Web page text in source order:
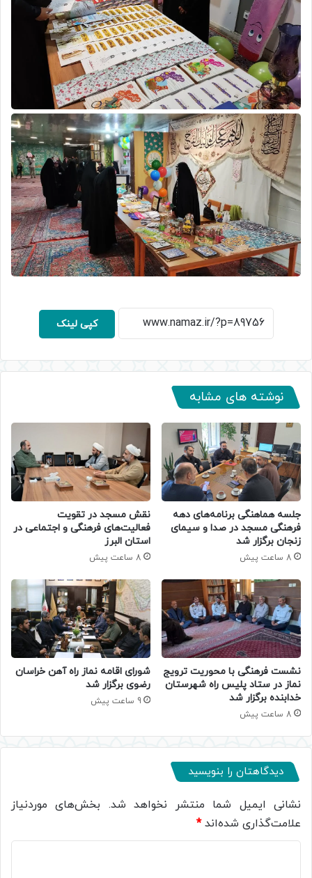
کپی لینک
نوشته های مشابه
جلسه هماهنگی برنامه‌های دهه
فرهنگی مسجد در صدا و سیمای
زنجان برگزار شد
8 ساعت پیش
نقش مسجد در تقویت
فعالیت‌های فرهنگی و اجتماعی در
استان البرز
8 ساعت پیش
نشست فرهنگی با محوریت ترویج
نماز در ستاد پلیس راه شهرستان
خدابنده برگزار شد
8 ساعت پیش
شورای اقامه نماز راه آهن خراسان
رضوی برگزار شد
9 ساعت پیش
دیدگاهتان را بنویسید
نشانی ایمیل شما منتشر نخواهد شد. بخش‌های موردنیاز
علامت‌گذاری شده‌اند*